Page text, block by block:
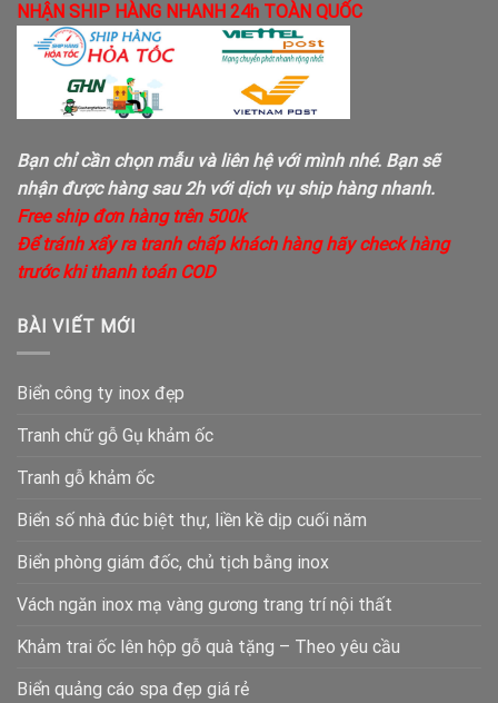
NHẬN SHIP HÀNG NHANH 24h TOÀN QUỐC
Bạn chỉ cần chọn mẫu và liên hệ với mình nhé. Bạn sẽ
nhận được hàng sau 2h với dịch vụ ship hàng nhanh.
Free ship đơn hàng trên 500k
Để tránh xẩy ra tranh chấp khách hàng hãy check hàng
trước khi thanh toán COD
BÀI VIẾT MỚI
Biển công ty inox đẹp
Tranh chữ gỗ Gụ khảm ốc
Tranh gỗ khảm ốc
Biển số nhà đúc biệt thự, liền kề dịp cuối năm
Biển phòng giám đốc, chủ tịch bằng inox
Vách ngăn inox mạ vàng gương trang trí nội thất
Khảm trai ốc lên hộp gỗ quà tặng – Theo yêu cầu
Biển quảng cáo spa đẹp giá rẻ